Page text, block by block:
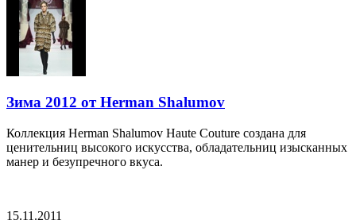
Зима 2012 от Herman Shalumov
Коллекция Herman Shalumov Haute Couture создана для
ценительниц высокого искусства, обладательниц изысканных
манер и безупречного вкуса.
15.11.2011